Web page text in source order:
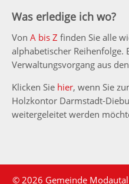
Was erledige ich wo?
Von A bis Z finden Sie alle
alphabetischer Reihenfolge.
Verwaltungsvorgang aus
Klicken Sie hier, wenn Sie
Holzkontor Darmstadt-
weitergeleitet werden
© 2026 Gemeinde